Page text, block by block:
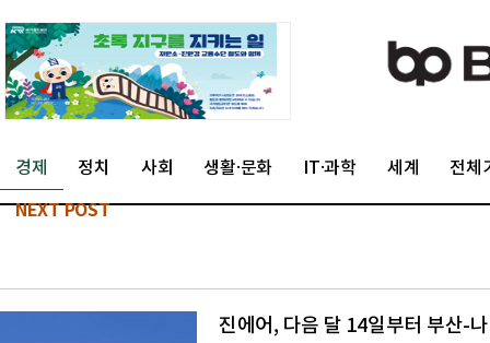
경제 정치 사회 생활·문화 IT·과학 세계 전체
NEXT POST
진에어, 다음 달 14일부터 부산-